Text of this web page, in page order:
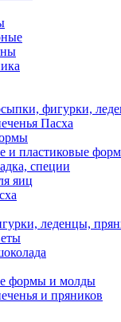
фигурки,
Пасха
и пластиковые
специи
яиц
леденцы,
формы и молды
и пряников